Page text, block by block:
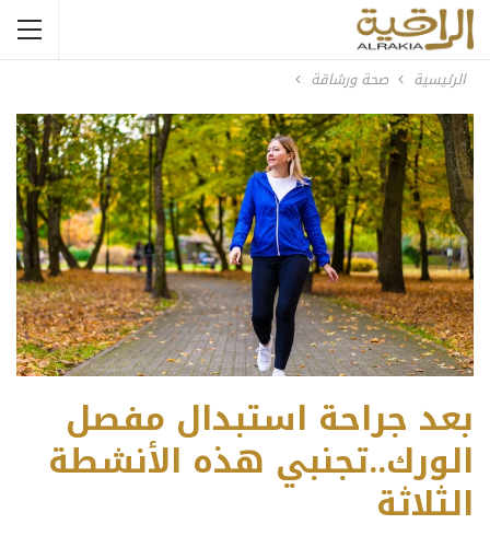
الرئيسية صحة ورشاقة
بعد جراحة استبدال مفصل
الورك..تجنبي هذه الأنشطة
الثلاثة